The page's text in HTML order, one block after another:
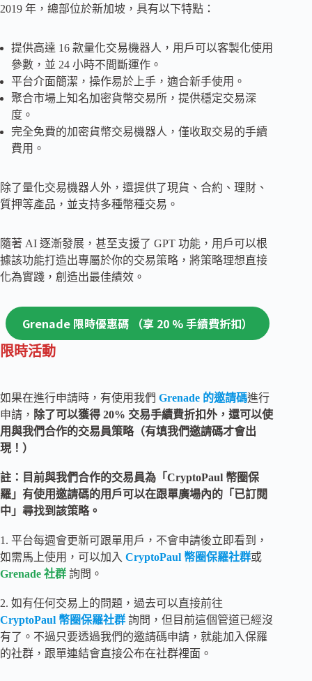
2019 年，總部位於新加坡，具有以下特點：
提供高達 16 款量化交易機器人，用戶可以客製化使用
參數，並 24 小時不間斷運作。
平台介面簡潔，操作易於上手，適合新手使用。
聚合市場上知名加密貨幣交易所，提供穩定交易深
度。
完全免費的加密貨幣交易機器人，僅收取交易的手續
費用。
除了量化交易機器人外，還提供了現貨、合約、理財、
質押等產品，並支持多種幣種交易。
隨著 AI 逐漸發展，甚至支援了 GPT 功能，用戶可以根
據該功能打造出專屬於你的交易策略，將策略理想直接
化為實踐，創造出最佳績效。
Grenade 限時優惠碼 （享 20 % 手續費折扣）
限時活動
如果在進行申請時，有使用我們 Grenade 的邀請碼進行
申請， 除了可以獲得 20% 交易手續費折扣外，還可以使
用與我們合作的交易員策略（有填我們邀請碼才會出
現！）
註：目前與我們合作的交易員為「CryptoPaul 幣圈保
羅」有使用邀請碼的用戶可以在跟單廣場內的「已訂閱
中」尋找到該策略。
1. 平台每週會更新可跟單用戶，不會申請後立即看到，
如需馬上使用，可以加入 CryptoPaul 幣圈保羅社群或
Grenade 社群 詢問。
2. 如有任何交易上的問題，過去可以直接前往
CryptoPaul 幣圈保羅社群 詢問，但目前這個管道已經沒
有了。不過只要透過我們的邀請碼申請，就能加入保羅
的社群，跟單連結會直接公布在社群裡面。